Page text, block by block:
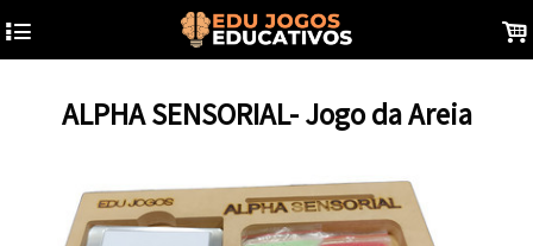
4 .
ALPHA SENSORIAL- Jogo da Areia